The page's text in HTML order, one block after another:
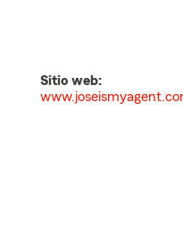
Sitio web: